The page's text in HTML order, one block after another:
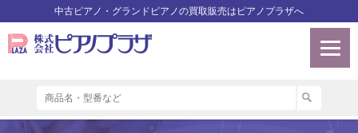
中古ピアノ・グランドピアノの買取販売はピアノプラザへ